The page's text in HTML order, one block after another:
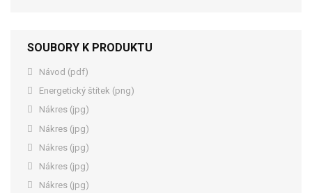
SOUBORY K PRODUKTU
Návod (pdf)
Energetický štítek (png)
Nákres (jpg)
Nákres (jpg)
Nákres (jpg)
Nákres (jpg)
Nákres (jpg)